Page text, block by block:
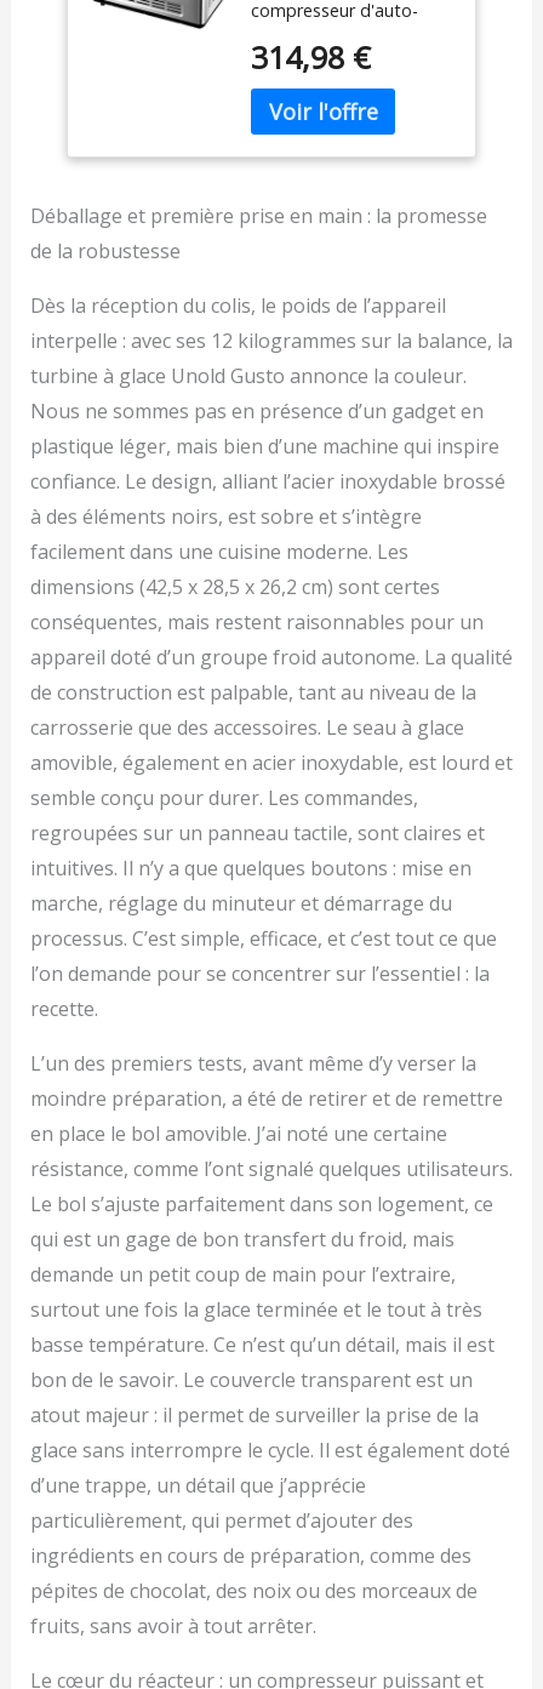
compresseur d'auto-
panneau de contrôle
avec une maturité
résiduelle Moteur
robuste, adapté pour un
fonctionnement continu
du produit :5
314,98 €
Déballage et première prise en main : la promesse
de la robustesse
Dès la réception du colis, le poids de l’appareil
interpelle : avec ses 12 kilogrammes sur la balance, la
turbine à glace Unold Gusto annonce la couleur.
Nous ne sommes pas en présence d’un gadget en
plastique léger, mais bien d’une machine qui inspire
confiance. Le design, alliant l’acier inoxydable brossé
à des éléments noirs, est sobre et s’intègre
facilement dans une cuisine moderne. Les
dimensions (42,5 x 28,5 x 26,2 cm) sont certes
conséquentes, mais restent raisonnables pour un
appareil doté d’un groupe froid autonome. La qualité
de construction est palpable, tant au niveau de la
carrosserie que des accessoires. Le seau à glace
amovible, également en acier inoxydable, est lourd et
semble conçu pour durer. Les commandes,
regroupées sur un panneau tactile, sont claires et
intuitives. Il n’y a que quelques boutons : mise en
marche, réglage du minuteur et démarrage du
processus. C’est simple, efficace, et c’est tout ce que
l’on demande pour se concentrer sur l’essentiel : la
recette.
L’un des premiers tests, avant même d’y verser la
moindre préparation, a été de retirer et de remettre
en place le bol amovible. J’ai noté une certaine
résistance, comme l’ont signalé quelques utilisateurs.
Le bol s’ajuste parfaitement dans son logement, ce
qui est un gage de bon transfert du froid, mais
demande un petit coup de main pour l’extraire,
surtout une fois la glace terminée et le tout à très
basse température. Ce n’est qu’un détail, mais il est
bon de le savoir. Le couvercle transparent est un
atout majeur : il permet de surveiller la prise de la
glace sans interrompre le cycle. Il est également doté
d’une trappe, un détail que j’apprécie
particulièrement, qui permet d’ajouter des
ingrédients en cours de préparation, comme des
pépites de chocolat, des noix ou des morceaux de
fruits, sans avoir à tout arrêter.
Le cœur du réacteur : un compresseur puissant et